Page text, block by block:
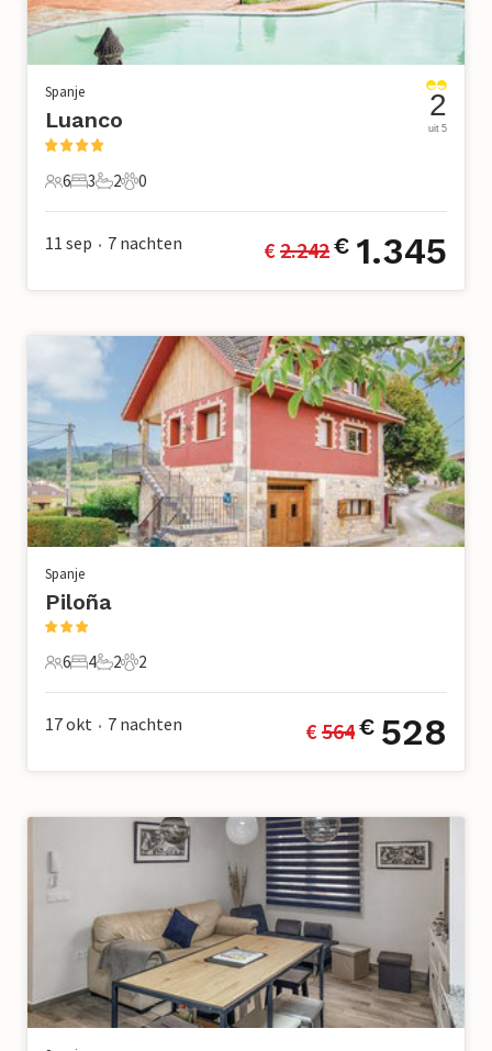
Spanje
Luanco
6 Gasten
6
3 Slaapkamers
3
2 Badkamers
2
0 Huisdieren
0
2
uit 5
11 sep • 7 nachten € 2.242€ 1.345
Spanje
Piloña
6 Gasten
6
4 Slaapkamers
4
2 Badkamers
2
2 Huisdieren
2
17 okt • 7 nachten € 564€ 528